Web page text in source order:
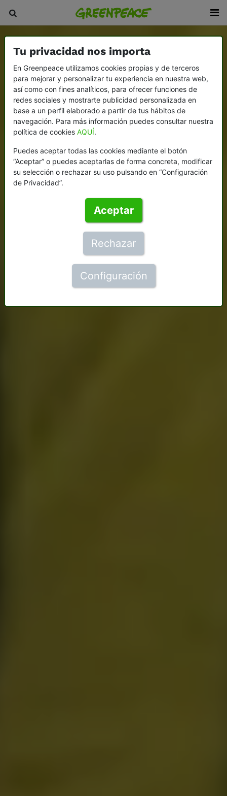
Tu privacidad nos importa
En Greenpeace utilizamos cookies propias y de terceros
para mejorar y personalizar tu experiencia en nuestra web,
así como con fines analíticos, para ofrecer funciones de
redes sociales y mostrarte publicidad personalizada en
base a un perfil elaborado a partir de tus hábitos de
navegación. Para más información puedes consultar nuestra
política de cookies AQUÍ.
Puedes aceptar todas las cookies mediante el botón
“Aceptar” o puedes aceptarlas de forma concreta, modificar
su selección o rechazar su uso pulsando en “Configuración
de Privacidad”.
Aceptar
Rechazar
Configuración